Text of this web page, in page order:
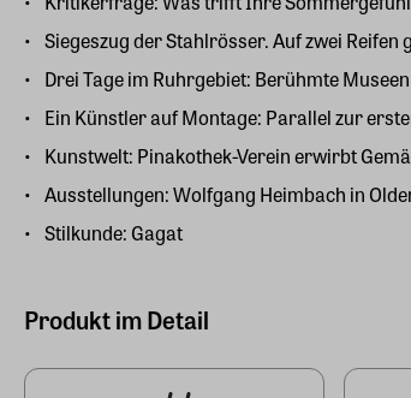
Siegeszug der Stahlrösser. Auf zwei Reifen
Drei Tage im Ruhrgebiet: Berühmte
Ein Künstler auf Montage: Parallel zur
Kunstwelt: Pinakothek-Verein erwirbt
Ausstellungen: Wolfgang Heimbach in
Stilkunde: Gagat
Produkt im Detail